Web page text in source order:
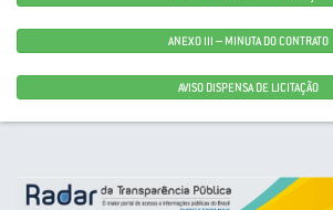
ANEXO III – MINUTA DO CONTRATO
AVISO DISPENSA DE LICITAÇÃO